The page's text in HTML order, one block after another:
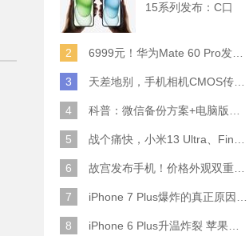
15系列发布：C口
2
6999元！华为Mate 60 Pro发布：麒麟9000S+卫星通话 (附初步跑分)
3 天差地别，手机相机CMOS传感器实际面积对比
4 科普：微信备份方案+电脑版丢失数据恢复指南
5 战个痛快，小米13 Ultra、Find X6 Pro、vivo X90 Pro+、小米12SU拍照横评
6 故宫发布手机！价格外观双重逆天！
7 iPhone 7 Plus爆炸的真正原因原来是这样
8 iPhone 6 Plus升温炸裂 苹果赔了一部全新的